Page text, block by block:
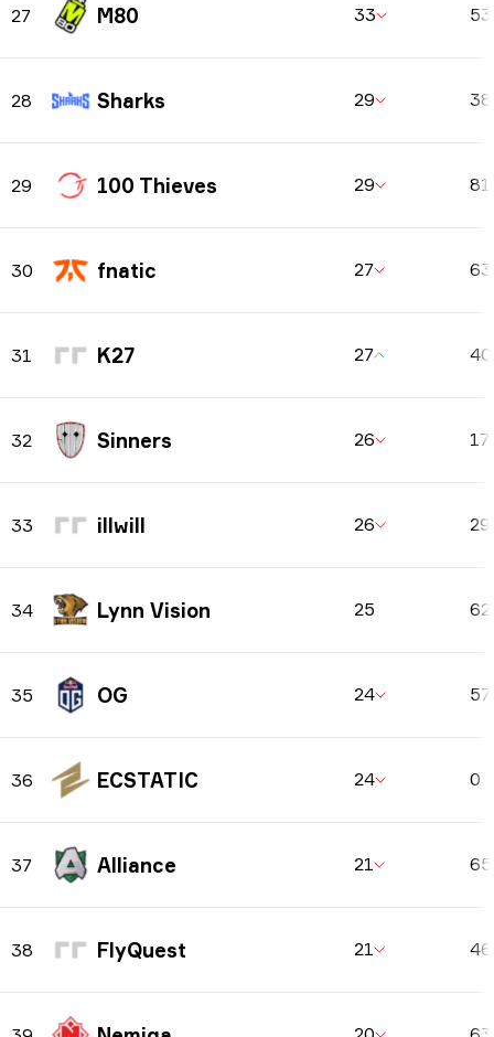
27 M80 33
28 Sharks 29
29 100 Thieves 29
30 fnatic 27
31 K27 27
32 Sinners 26
33 illwill 26
34 Lynn Vision 25
35 OG 24
36 ECSTATIC 24 0
37 Alliance 21
38 FlyQuest 21